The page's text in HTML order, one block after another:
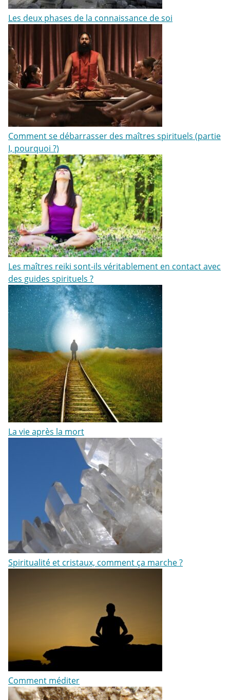
Les deux phases de la connaissance de soi
Comment se débarrasser des maîtres spirituels (partie
I, pourquoi ?)
Les maîtres reiki sont-ils véritablement en contact avec
des guides spirituels ?
La vie après la mort
Spiritualité et cristaux, comment ça marche ?
Comment méditer